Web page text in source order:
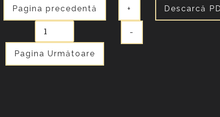
Pagina precedentă
Pagina Următoare
+
-
Descarcă